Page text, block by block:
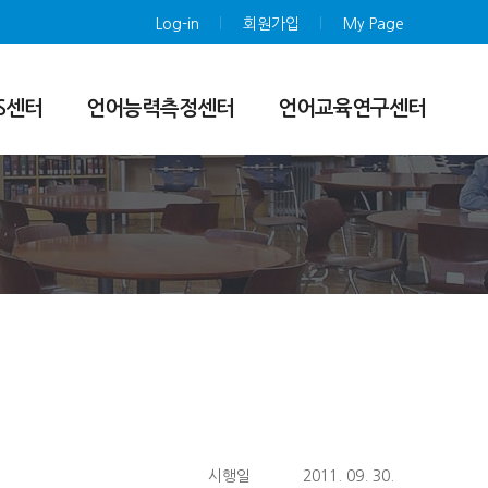
Log-in 회원가입 My Page
센터 언어능력측정센터
SNULT 시험소개
SNULT 시험일정
시험구성 및 특징
등급체계
언어교육연구센터
투고/심사규정
온라인 투고/심사
논문검색/다운로드
공지사항
시행일 2011. 09. 30.